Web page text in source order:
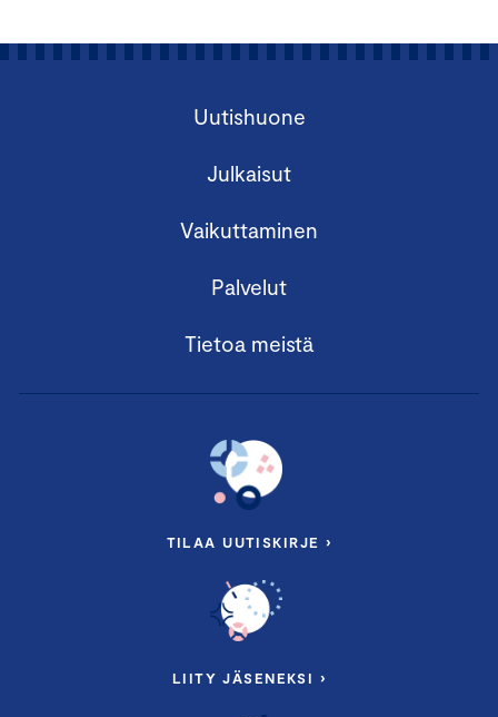
Uutishuone
Julkaisut
Vaikuttaminen
Palvelut
Tietoa meistä
TILAA UUTISKIRJE ›
LIITY JÄSENEKSI ›